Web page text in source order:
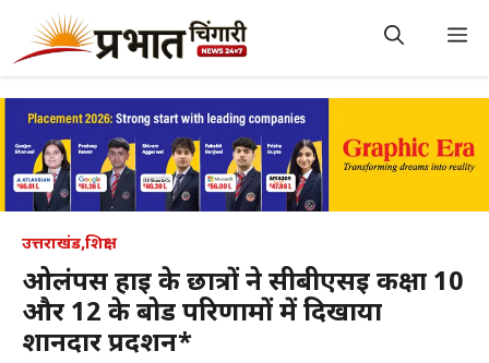
content
उत्तराखंड,शिक्षा
ओलंपस हाई के छात्रों ने सीबीएसई कक्षा 10
और 12 के बोर्ड परिणामों में दिखाया
शानदार प्रदर्शन*